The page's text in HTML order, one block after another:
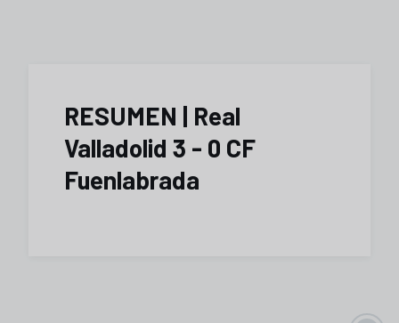
RESUMEN | Real
Valladolid 3 - 0 CF
Fuenlabrada